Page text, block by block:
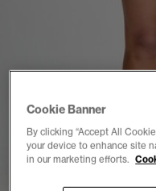
Cookie Banner
By clicking “Accept All
your device to enhance site
in our marketing efforts.